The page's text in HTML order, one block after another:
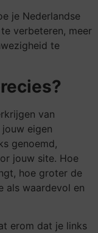
je Nederlandse
verbeteren, meer
te
van
eigen
genoemd,
jouw site. Hoe
hoe groter de
als waardevol en
erom dat je links